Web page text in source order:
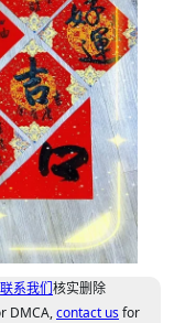
联系我们核实删除
DMCA,contact usfor